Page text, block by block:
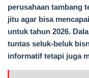
perusahaan tambang
jitu agar bisa
untuk tahun 2026.
tuntas seluk-beluk
informatif tetapi juga